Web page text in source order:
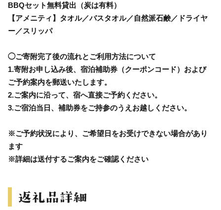
BBQセット無料貸出（炭は有料）
【アメニティ】タオル／バスタオル／自然派石鹸／ドライヤ
ー／スリッパ
◯ご寄附完了後の流れとご利用方法について
1.寄附お申し込み後、宿泊補助券（クーポンコード）および
ご予約案内を郵送いたします。
2.ご案内に沿って、宿へ直接ご予約ください。
3.ご宿泊当日、補助券をご持参のうえお越しください。
※ご予約状況により、ご希望日をお受けできない場合があり
ます
※詳細は送付するご案内をご確認ください